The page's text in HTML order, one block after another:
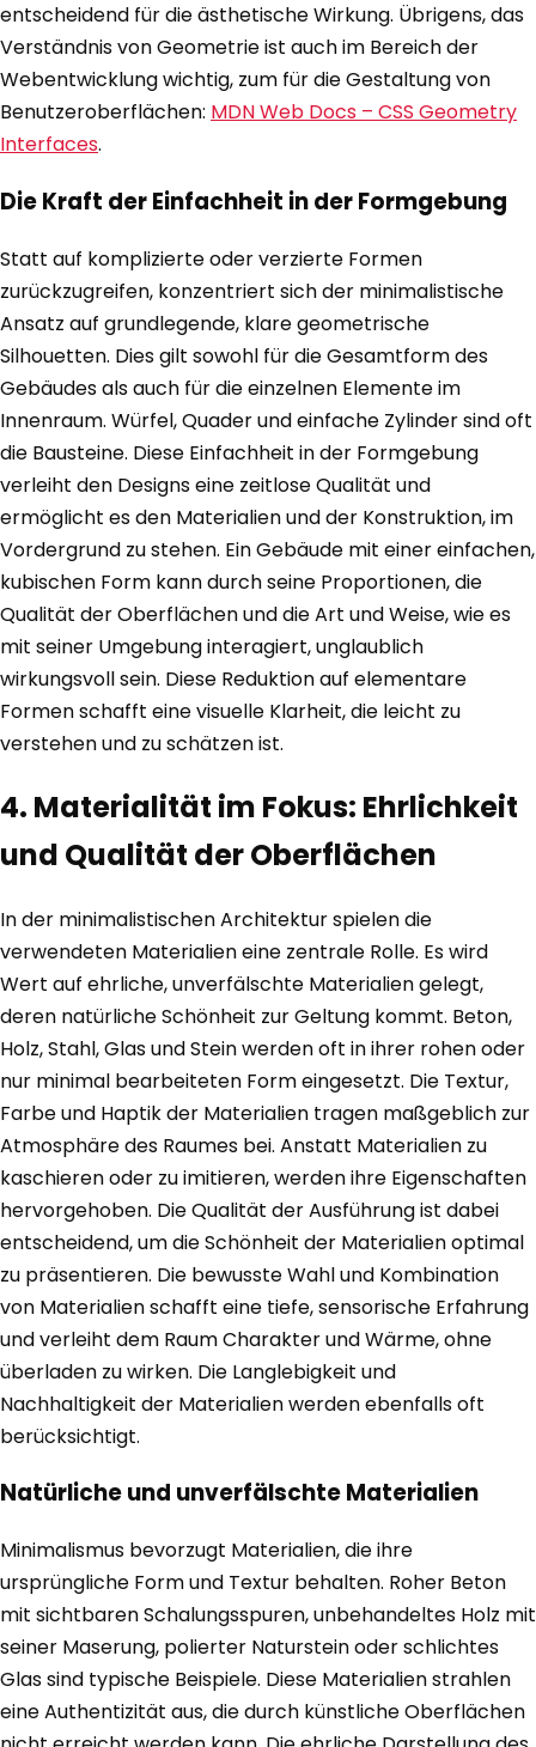
entscheidend für die ästhetische Wirkung. Übrigens, das
Verständnis von Geometrie ist auch im Bereich der
Webentwicklung wichtig, zum für die Gestaltung von
Benutzeroberflächen: MDN Web Docs – CSS Geometry
Interfaces.
Die Kraft der Einfachheit in der Formgebung
Statt auf komplizierte oder verzierte Formen
zurückzugreifen, konzentriert sich der minimalistische
Ansatz auf grundlegende, klare geometrische
Silhouetten. Dies gilt sowohl für die Gesamtform des
Gebäudes als auch für die einzelnen Elemente im
Innenraum. Würfel, Quader und einfache Zylinder sind oft
die Bausteine. Diese Einfachheit in der Formgebung
verleiht den Designs eine zeitlose Qualität und
ermöglicht es den Materialien und der Konstruktion, im
Vordergrund zu stehen. Ein Gebäude mit einer einfachen,
kubischen Form kann durch seine Proportionen, die
Qualität der Oberflächen und die Art und Weise, wie es
mit seiner Umgebung interagiert, unglaublich
wirkungsvoll sein. Diese Reduktion auf elementare
Formen schafft eine visuelle Klarheit, die leicht zu
verstehen und zu schätzen ist.
4. Materialität im Fokus: Ehrlichkeit
und Qualität der Oberflächen
In der minimalistischen Architektur spielen die
verwendeten Materialien eine zentrale Rolle. Es wird
Wert auf ehrliche, unverfälschte Materialien gelegt,
deren natürliche Schönheit zur Geltung kommt. Beton,
Holz, Stahl, Glas und Stein werden oft in ihrer rohen oder
nur minimal bearbeiteten Form eingesetzt. Die Textur,
Farbe und Haptik der Materialien tragen maßgeblich zur
Atmosphäre des Raumes bei. Anstatt Materialien zu
kaschieren oder zu imitieren, werden ihre Eigenschaften
hervorgehoben. Die Qualität der Ausführung ist dabei
entscheidend, um die Schönheit der Materialien optimal
zu präsentieren. Die bewusste Wahl und Kombination
von Materialien schafft eine tiefe, sensorische Erfahrung
und verleiht dem Raum Charakter und Wärme, ohne
überladen zu wirken. Die Langlebigkeit und
Nachhaltigkeit der Materialien werden ebenfalls oft
berücksichtigt.
Natürliche und unverfälschte Materialien
Minimalismus bevorzugt Materialien, die ihre
ursprüngliche Form und Textur behalten. Roher Beton
mit sichtbaren Schalungsspuren, unbehandeltes Holz mit
seiner Maserung, polierter Naturstein oder schlichtes
Glas sind typische Beispiele. Diese Materialien strahlen
eine Authentizität aus, die durch künstliche Oberflächen